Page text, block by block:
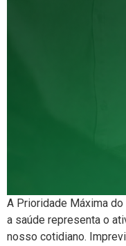
A Prioridade Máxima
a saúde representa o
nosso cotidiano.